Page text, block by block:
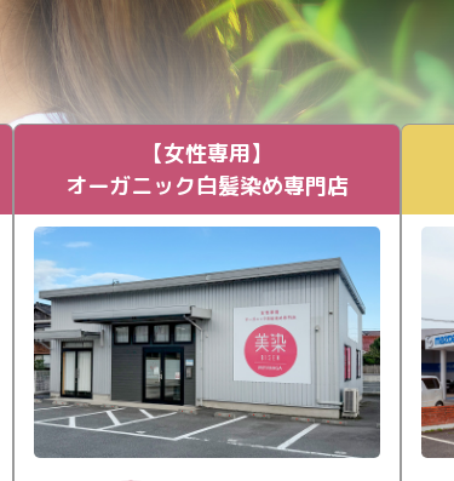
【女性専用】
オーガニック白髪染め専門店